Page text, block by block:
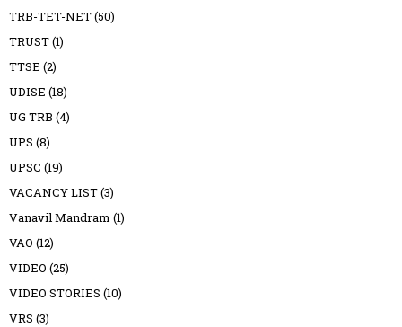
TRB-TET-NET(50)
TRUST(1)
TTSE (2)
UDISE (18)
UG TRB (4)
UPS (8)
UPSC (19)
VACANCY LIST(3)
Vanavil Mandram (1)
VAO (12)
VIDEO (25)
VIDEO STORIES (10)
VRS (3)